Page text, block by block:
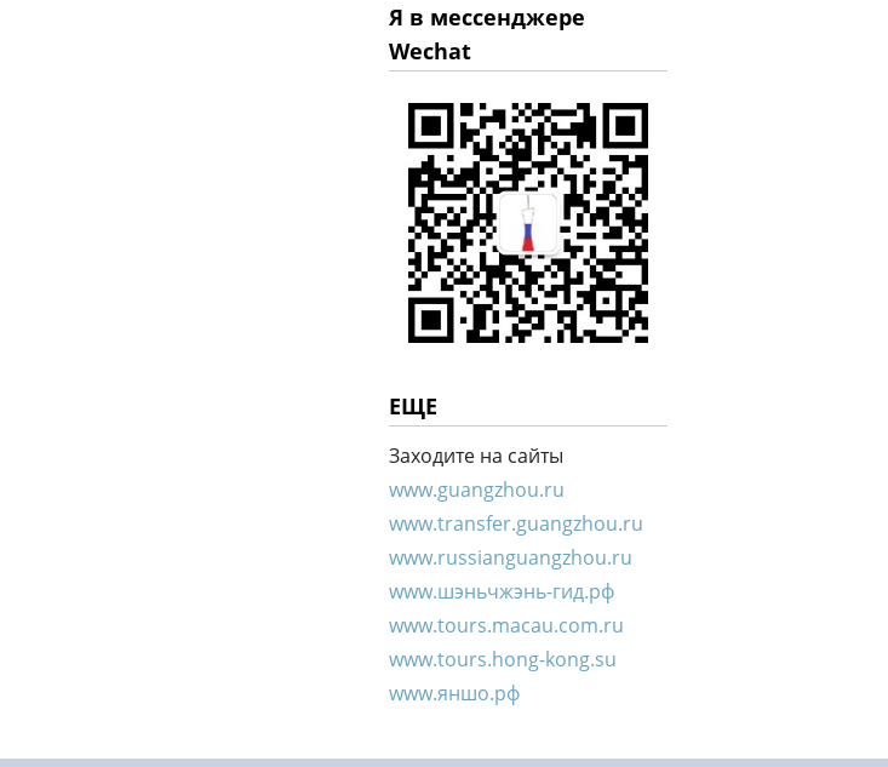
Я в мессенджере
Wechat
ЕЩЕ
Заходите на сайты
www.guangzhou.ru
www.transfer.guangzhou.ru
www.russianguangzhou.ru
www.шэньчжэнь-гид.рф
www.tours.macau.com.ru
www.tours.hong-kong.su
www.яншо.рф